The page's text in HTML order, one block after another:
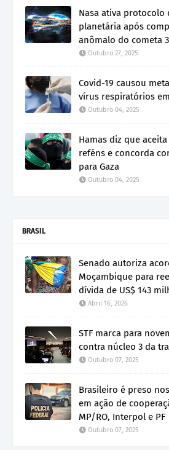
Nasa ativa protocolo
planetária após
anômalo do cometa
Outubro 27, 2025
Covid-19 causou
vírus respiratórios
Outubro 04, 2025
Hamas diz que
reféns e concorda
para Gaza
Outubro 04, 2025
BRASIL
Senado autoriza
Moçambique para
dívida de US$ 143
Abril 16, 2026
STF marca para
contra núcleo 3 da
Outubro 07, 2025
Brasileiro é preso
em ação de
MP/RO, Interpol e PF
Outubro 07, 2025